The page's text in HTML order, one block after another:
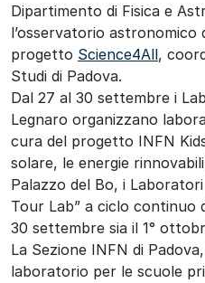
Dipartimento di Fisica e
l’osservatorio astronomico
progetto Science4All,
Studi di Padova.
Dal 27 al 30 settembre i
Legnaro organizzano
cura del progetto INFN
solare, le energie
Palazzo del Bo, i
Tour Lab” a ciclo continuo
30 settembre sia il 1°
La Sezione INFN di
laboratorio per le scuole